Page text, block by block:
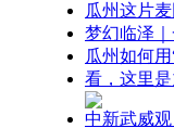
瓜州这片
梦幻临泽
瓜州如何
看，这里
中新武威